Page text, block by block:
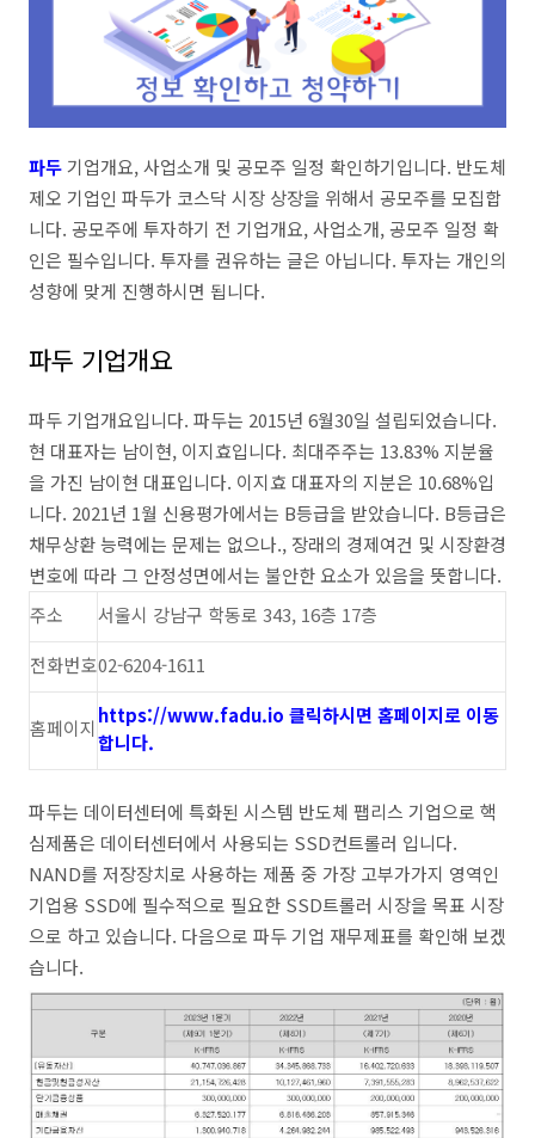
파두기업개요, 사업소개 및 공모주 일정 확인하기입니다. 반도체
제오 기업인 파두가 코스닥 시장 상장을 위해서 공모주를 모집합
니다. 공모주에 투자하기 전 기업개요, 사업소개, 공모주 일정 확
인은 필수입니다. 투자를 권유하는 글은 아닙니다. 투자는 개인의
성향에 맞게 진행하시면 됩니다.
파두 기업개요
파두 기업개요입니다. 파두는 2015년 6월30일 설립되었습니다.
현 대표자는 남이현, 이지효입니다. 최대주주는 13.83% 지분율
을 가진 남이현 대표입니다. 이지효 대표자의 지분은 10.68%입
니다. 2021년 1월 신용평가에서는 B등급을 받았습니다. B등급은
채무상환 능력에는 문제는 없으나., 장래의 경제여건 및 시장환경
변호에 따라 그 안정성면에서는 불안한 요소가 있음을 뜻합니다.
주소
서울시 강남구 학동로 343, 16층 17층
전화번호02-6204-1611
홈페이지
https://www.fadu.io 클릭하시면 홈페이지로 이동
합니다.
파두는 데이터센터에 특화된 시스템 반도체 팹리스 기업으로 핵
심제품은 데이터센터에서 사용되는 SSD컨트롤러 입니다.
NAND를 저장장치로 사용하는 제품 중 가장 고부가가지 영역인
기업용 SSD에 필수적으로 필요한 SSD트롤러 시장을 목표 시장
으로 하고 있습니다. 다음으로 파두 기업 재무제표를 확인해 보겠
습니다.